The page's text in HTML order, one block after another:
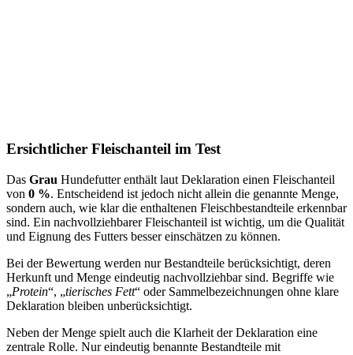
Ersichtlicher Fleischanteil im Test
Das Grau Hundefutter enthält laut Deklaration einen Fleischanteil
von 0 %. Entscheidend ist jedoch nicht allein die genannte Menge,
sondern auch, wie klar die enthaltenen Fleischbestandteile erkennbar
sind. Ein nachvollziehbarer Fleischanteil ist wichtig, um die Qualität
und Eignung des Futters besser einschätzen zu können.
Bei der Bewertung werden nur Bestandteile berücksichtigt, deren
Herkunft und Menge eindeutig nachvollziehbar sind. Begriffe wie
„Protein“, „tierisches Fett“ oder Sammelbezeichnungen ohne klare
Deklaration bleiben unberücksichtigt.
Neben der Menge spielt auch die Klarheit der Deklaration eine
zentrale Rolle. Nur eindeutig benannte Bestandteile mit